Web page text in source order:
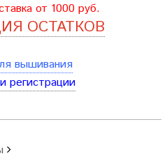
от 1000 руб.
ОСТАТКОВ
вышивания
регистрации